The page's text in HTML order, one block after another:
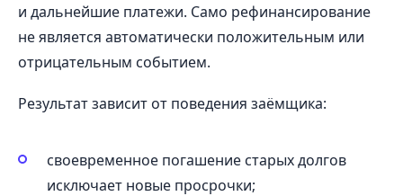
и дальнейшие платежи. Само рефинансирование
не является автоматически положительным или
отрицательным событием.
Результат зависит от поведения заёмщика:
своевременное погашение старых долгов
исключает новые просрочки;